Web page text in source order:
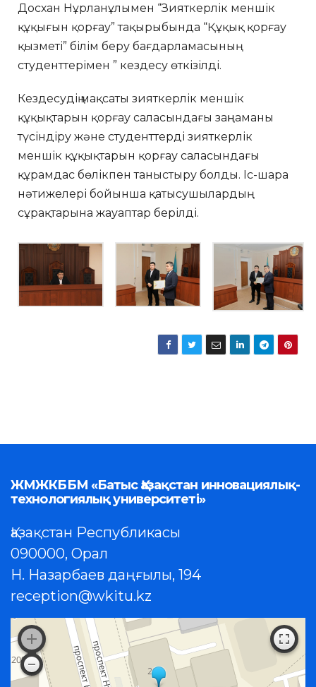
Досхан Нұрланұлымен “Зияткерлік меншік
құқығын қорғау” тақырыбында “Құқық қорғау
қызметі” білім беру бағдарламасының
студенттерімен ” кездесу өткізілді.
Кездесудің мақсаты зияткерлік меншік
құқықтарын қорғау саласындағы заңнаманы
түсіндіру және студенттерді зияткерлік
меншік құқықтарын қорғау саласындағы
құрамдас бөлікпен таныстыру болды. Іс-шара
нәтижелері бойынша қатысушылардың
сұрақтарына жауаптар берілді.
ЖМЖКББМ «Батыс Қазақстан инновациялық-
технологиялық университеті»
Қазақстан Республикасы
090000, Орал
Н. Назарбаев даңғылы, 194
reception@wkitu.kz